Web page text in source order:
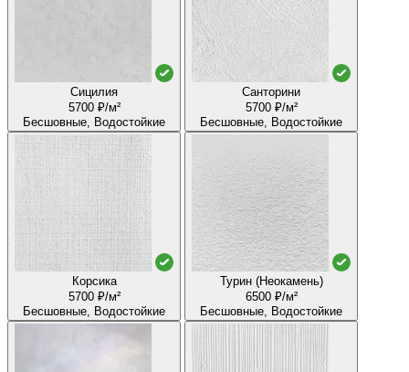
Сицилия
5700 ₽/м²
Бесшовные, Водостойкие
Санторини
5700 ₽/м²
Бесшовные, Водостойкие
Корсика
5700 ₽/м²
Бесшовные, Водостойкие
Турин (Неокамень)
6500 ₽/м²
Бесшовные, Водостойкие